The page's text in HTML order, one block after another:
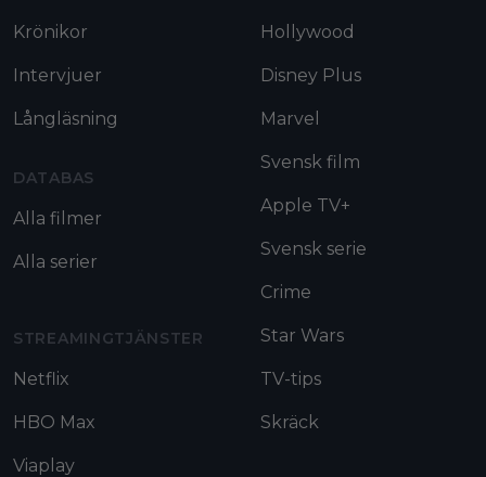
Krönikor
Intervjuer
Långläsning
DATABAS
Alla filmer
Alla serier
STREAMINGTJÄNSTER
Netflix
HBO Max
Viaplay
Hollywood
Disney Plus
Marvel
Svensk film
Apple TV+
Svensk serie
Crime
Star Wars
TV-tips
Skräck